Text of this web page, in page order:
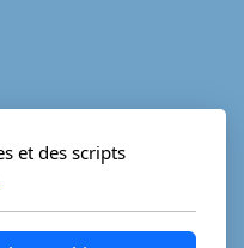
et des scripts